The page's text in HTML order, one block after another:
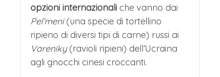
opzioni internazionali che vanno dai
Pel’meni(una specie di tortellino
ripieno di diversi tipi di carne) russi ai
Vareniky(ravioli ripieni) dell’Ucraina
agli gnocchi cinesi croccanti.